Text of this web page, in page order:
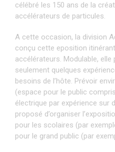
célébré les 150 ans de la
accélérateurs de particules.
A cette occasion, la division
conçu cette eposition
accélérateurs. Modulable,
seulement quelques
besoins de l’hôte. Prévoir
(espace pour le public
électrique par expérience sur
proposé d’organiser
pour les scolaires (par
pour le grand public (par